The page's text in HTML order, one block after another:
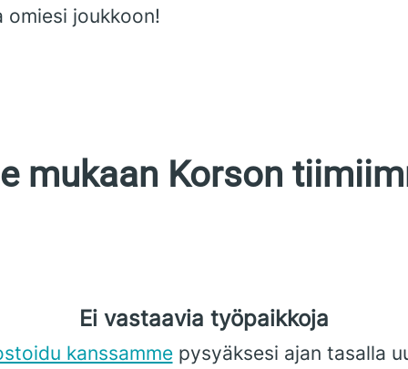
omiesi joukkoon!
mukaan Korson
Ei vastaavia työpaikkoja
kanssammepysyäksesi ajan tasalla